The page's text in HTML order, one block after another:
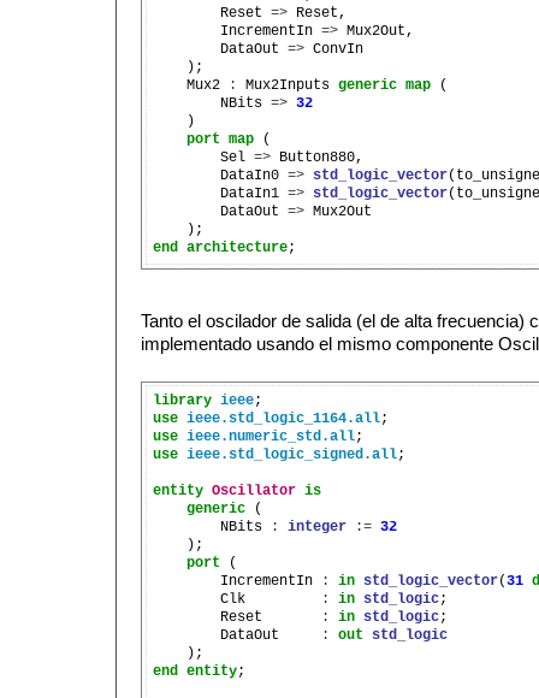
        Reset
=> Reset,
        IncrementIn
=> Mux2Out,
        DataOut
=> ConvIn
    );
    Mux2
: Mux2Inputs generic map (
        NBits
=> 32
    )
port map (
        Sel
=> Button880,
        DataIn0
=> std_logic_vector
        DataIn1
=> std_logic_vector
        DataOut
=> Mux2Out
end architecture
Tanto el oscilador de salida (el de alta frecuencia)
implementado usando el mismo componente
library ieee
use ieee.std_logic_1164.all
use ieee.numeric_std.all
use ieee.std_logic_signed.all;
entity Oscillator is
generic (
        NBits
: integer := 32
    );
port (
        IncrementIn
: in std_logic_vector(31
        Clk
: in std_logic;
        Reset
: in std_logic;
        DataOut
: out
std_logic
end entity;